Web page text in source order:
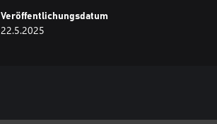
Veröffentlichungsdatum
22.5.2025